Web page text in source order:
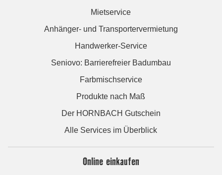
Mietservice
Anhänger- und Transportervermietung
Handwerker-Service
Seniovo: Barrierefreier Badumbau
Farbmischservice
Produkte nach Maß
Der HORNBACH Gutschein
Alle Services im Überblick
Online einkaufen